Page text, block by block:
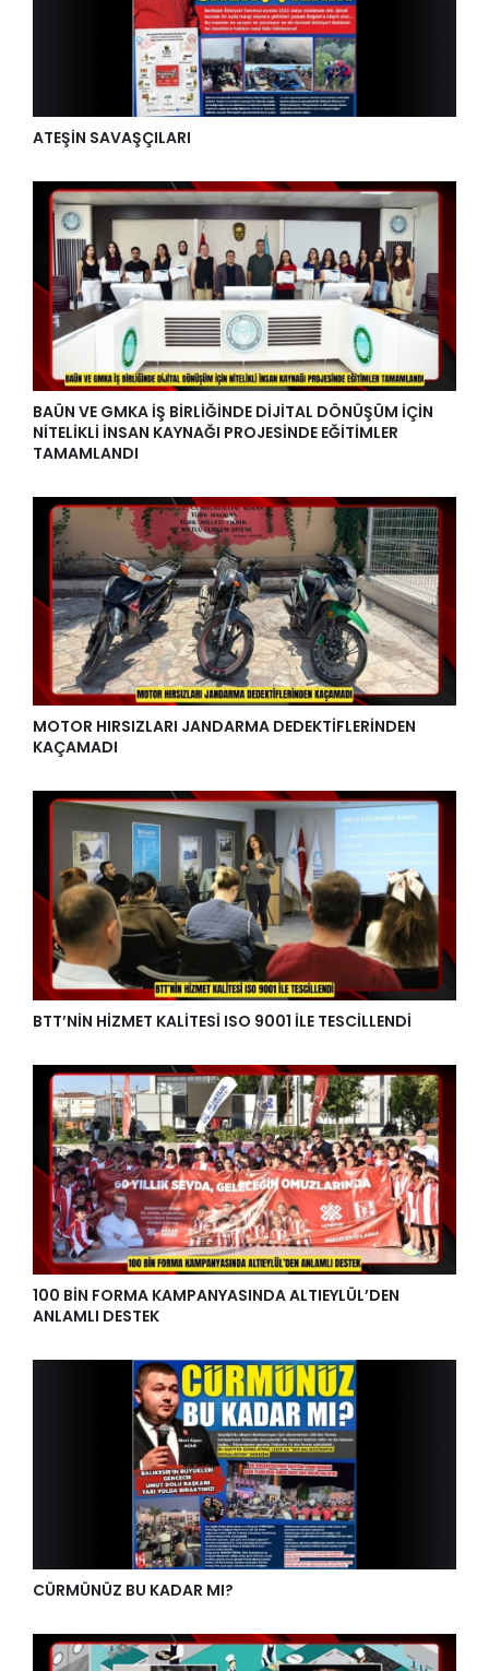
ATEŞİN SAVAŞÇILARI
BAÜN VE GMKA İŞ BİRLİĞİNDE DİJİTAL DÖNÜŞÜM İÇİN
NİTELİKLİ İNSAN KAYNAĞI PROJESİNDE EĞİTİMLER
TAMAMLANDI
MOTOR HIRSIZLARI JANDARMA DEDEKTİFLERİNDEN
KAÇAMADI
BTT’NİN HİZMET KALİTESİ ISO 9001 İLE TESCİLLENDİ
100 BİN FORMA KAMPANYASINDA ALTIEYLÜL’DEN
ANLAMLI DESTEK
CÜRMÜNÜZ BU KADAR MI?